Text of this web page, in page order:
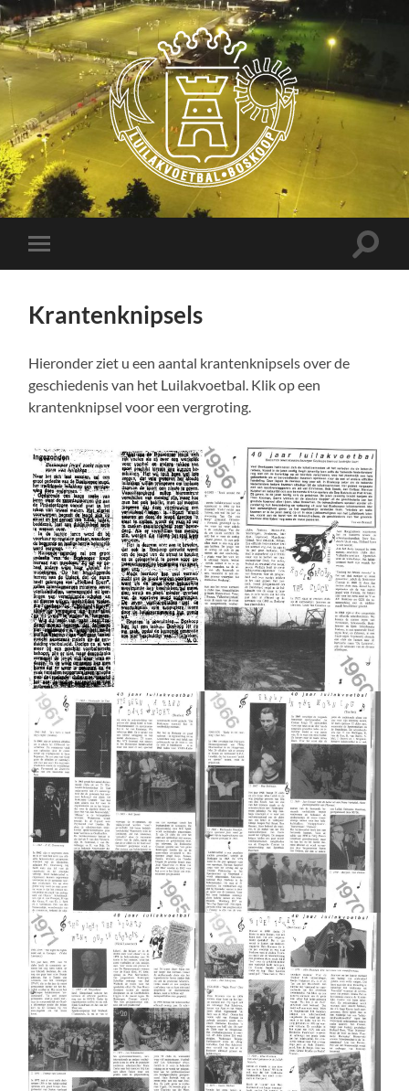
Luilakvoetbal
Boskoop
Toggle
mobiel
Toggle
Krantenknipsels
Hieronder ziet u een aantal krantenknipsels over de
geschiedenis van het Luilakvoetbal. Klik op een
krantenknipsel voor een vergroting.